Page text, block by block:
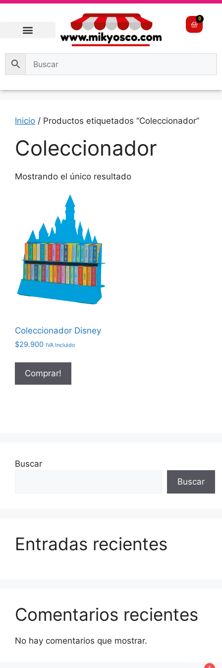
0
Inicio / Productos etiquetados “Coleccionador”
Coleccionador
Mostrando el único resultado
Coleccionador Disney
$29.900 IVA Incluido
Comprar!
Buscar
Buscar
Entradas recientes
Comentarios recientes
No hay comentarios que mostrar.